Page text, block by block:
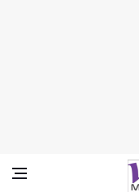
Vine Media
葡萄樹傳媒